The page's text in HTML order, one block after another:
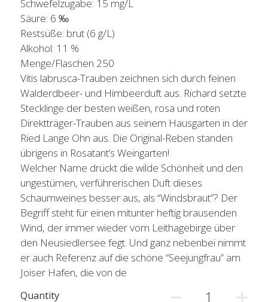
Schwefelzugabe: 15 mg/L
Säure: 6 ‰
Restsüße: brut (6 g/L)
Alkohol: 11 %
Menge/Flaschen 250
Vitis labrusca-Trauben zeichnen sich durch feinen
Walderdbeer- und Himbeerduft aus. Richard setzte
Stecklinge der besten weißen, rosa und roten
Direktträger-Trauben aus seinem Hausgarten in der
Ried Lange Ohn aus. Die Original-Reben standen
übrigens in Rosatant’s Weingarten!
Welcher Name drückt die wilde Schönheit und den
ungestümen, verführerischen Duft dieses
Schaumweines besser aus, als “Windsbraut”? Der
Begriff steht für einen mitunter heftig brausenden
Wind, der immer wieder vom Leithagebirge über
den Neusiedlersee fegt. Und ganz nebenbei nimmt
er auch Referenz auf die schöne “Seejungfrau” am
Joiser Hafen, die von de
Quantity